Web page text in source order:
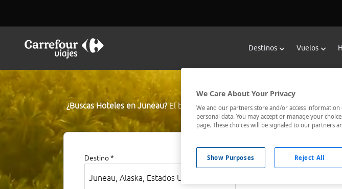
Destinos Vuelos
Reservar
¿Buscas Hoteles en Juneau?El buscador de hoteles de Viajes Carrefour te
mejor comunicados, el hotel que
Destino * Fechas *
We Care About Your Privacy
We and our partners store and/or access information
personal data. You may accept or manage your
page. These choices will be signaled to our partners
Show Purposes Reject All